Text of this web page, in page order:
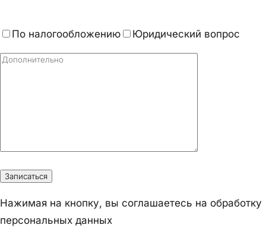
По налогообложению Юридический вопрос
Нажимая на кнопку, вы соглашаетесь на обработку
персональных данных